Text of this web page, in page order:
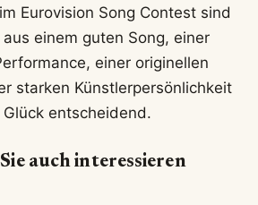
Eurovision Song Contest sind
einem guten Song, einer
einer originellen
starken Künstlerpersönlichkeit
entscheidend.
auch interessieren